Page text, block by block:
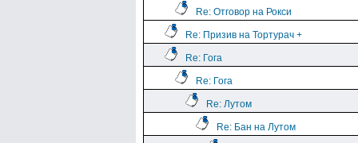
Re: Отговор на Рокси
Re: Призив на Тортурач +
Re: Гога
Re: Гога
Re: Лутом
Re: Бан на Лутом